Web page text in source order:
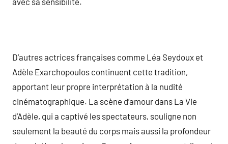
D’autres actrices françaises comme Léa Seydoux et
Adèle Exarchopoulos continuent cette tradition,
apportant leur propre interprétation à la nudité
cinématographique. La scène d’amour dans La Vie
d’Adèle, qui a captivé les spectateurs, souligne non
seulement la beauté du corps mais aussi la profondeur